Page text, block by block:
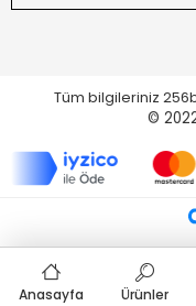
Tüm bilgileriniz
©
Anasayfa Ürünler